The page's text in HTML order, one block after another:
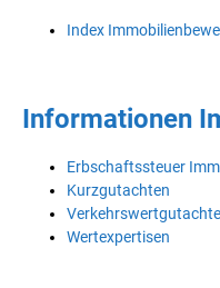
Index
Informationen
Erbschaftssteuer
Kurzgutachten
Wertexpertisen